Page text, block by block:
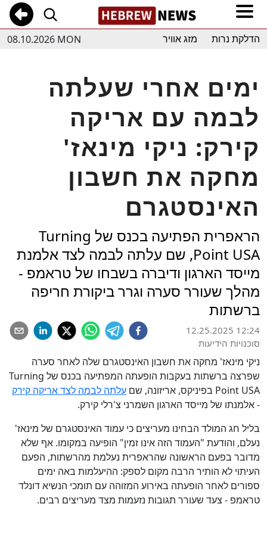
08.10.2026 MON הדלקת נרות מזג אוויר
ימים אחרי שעלתה
לבמה עם אריקה
קירק: ניקי מינאז'
מחקה את חשבון
האינסטגרם
הראפרית הפתיעה בכנס של Turning
Point USA, שם עלתה לבמה לצד אלמנת
מייסד הארגון ודיברה בשבחו של טראמפ -
מהלך שעורר סערה וגרר ביקורת חריפה
ברשתות
12.25.2025 12:24
סוכנויות הידיעות
ניקי מינאז' מחקה את חשבון האינסטגרם שלה לאחר סערה
שפרצה ברשתות בעקבות הופעתה המפתיעה בכנס של Turning
Point USA בפיניקס, אריזונה, שם
עלתה לבמה לצד אריקה קירק
- אלמנתו של מייסד הארגון השמרני צ'רלי קירק.
בליל חג המולד הבחינו מעריצים כי עמוד האינסטגרם של מינאז'
נעלם, והודעת "העמוד הזה אינו זמין" הופיעה במקומו. אף שלא
מדובר בפעם הראשונה שהראפרית נעלמת מהרשתות, הפעם
העיתוי לא הותיר הרבה מקום לספק: ההיעלמות באה ימים
ספורים לאחר הופעתה באירוע המזוהה עם תומכי הנשיא דונלד
טראמפ - צעד שעורר תגובות נזעמות מצד מעריצים רבים.